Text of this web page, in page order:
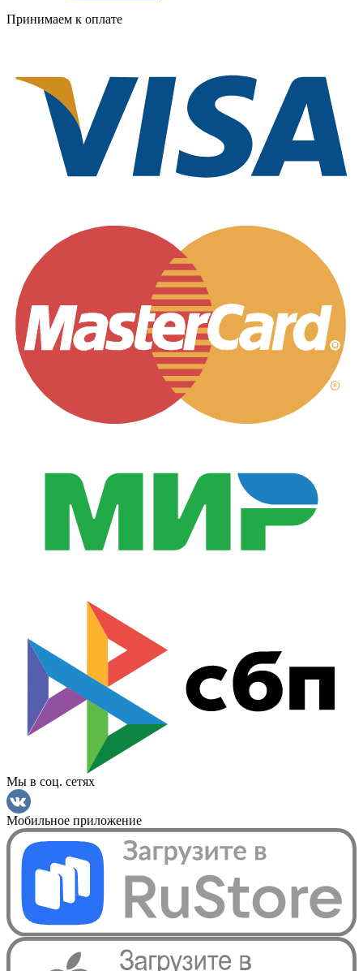
Принимаем к оплате
Мы в соц. сетях
Мобильное приложение